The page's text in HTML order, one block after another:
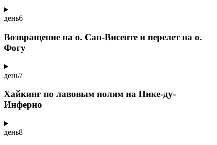
день6
Возвращение на о. Сан-Висенте и перелет на о.
Фогу
день7
Хайкинг по лавовым полям на Пике-ду-
Инферно
день8